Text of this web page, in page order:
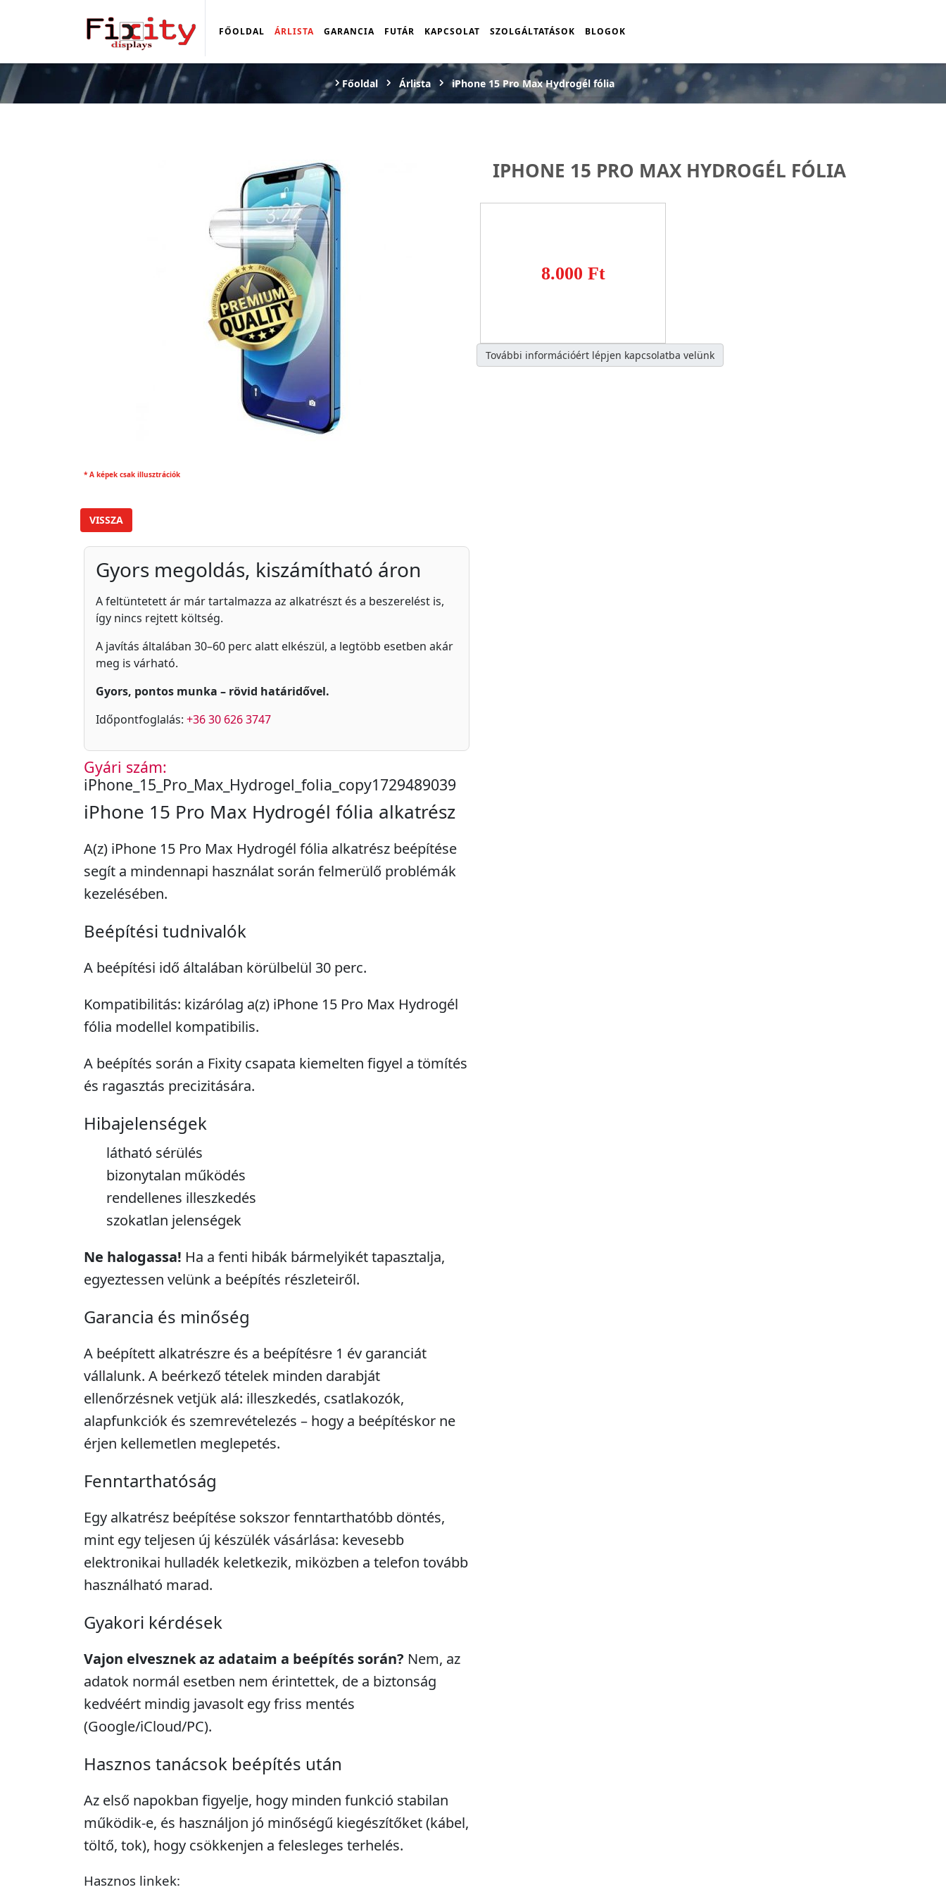
FŐOLDAL ÁRLISTA GARANCIA FUTÁR KAPCSOLAT SZOLGÁLTATÁSOK BLOGOK
Főoldal Árlista iPhone 15 Pro Max Hydrogél fólia
* A képek csak illusztrációk
IPHONE 15 PRO MAX HYDROGÉL FÓLIA
8.000 Ft
További információért lépjen kapcsolatba velünk
VISSZA
Gyors megoldás, kiszámítható áron
A feltüntetett ár már tartalmazza az alkatrészt és a beszerelést is,
így nincs rejtett költség.
A javítás általában 30–60 perc alatt elkészül, a legtöbb esetben akár
meg is várható.
Gyors, pontos munka – rövid határidővel.
Időpontfoglalás: +36 30 626 3747
Gyári szám:
iPhone_15_Pro_Max_Hydrogel_folia_copy1729489039
iPhone 15 Pro Max Hydrogél fólia alkatrész
A(z) iPhone 15 Pro Max Hydrogél fólia alkatrész beépítése
segít a mindennapi használat során felmerülő problémák
kezelésében.
Beépítési tudnivalók
A beépítési idő általában körülbelül 30 perc.
Kompatibilitás: kizárólag a(z) iPhone 15 Pro Max Hydrogél
fólia modellel kompatibilis.
A beépítés során a Fixity csapata kiemelten figyel a tömítés
és ragasztás precizitására.
Hibajelenségek
látható sérülés
bizonytalan működés
rendellenes illeszkedés
szokatlan jelenségek
Ne halogassa! Ha a fenti hibák bármelyikét tapasztalja,
egyeztessen velünk a beépítés részleteiről.
Garancia és minőség
A beépített alkatrészre és a beépítésre 1 év garanciát
vállalunk. A beérkező tételek minden darabját
ellenőrzésnek vetjük alá: illeszkedés, csatlakozók,
alapfunkciók és szemrevételezés – hogy a beépítéskor ne
érjen kellemetlen meglepetés.
Fenntarthatóság
Egy alkatrész beépítése sokszor fenntarthatóbb döntés,
mint egy teljesen új készülék vásárlása: kevesebb
elektronikai hulladék keletkezik, miközben a telefon tovább
használható marad.
Gyakori kérdések
Vajon elvesznek az adataim a beépítés során? Nem, az
adatok normál esetben nem érintettek, de a biztonság
kedvéért mindig javasolt egy friss mentés
(Google/iCloud/PC).
Hasznos tanácsok beépítés után
Az első napokban figyelje, hogy minden funkció stabilan
működik-e, és használjon jó minőségű kiegészítőket (kábel,
töltő, tok), hogy csökkenjen a felesleges terhelés.
Hasznos linkek: